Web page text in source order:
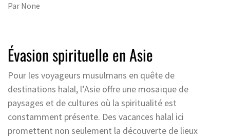
Par None
Évasion spirituelle en Asie
Pour les voyageurs musulmans en quête de
destinations halal, l’Asie offre une mosaïque de
paysages et de cultures où la spiritualité est
constamment présente. Des vacances halal ici
promettent non seulement la découverte de lieux